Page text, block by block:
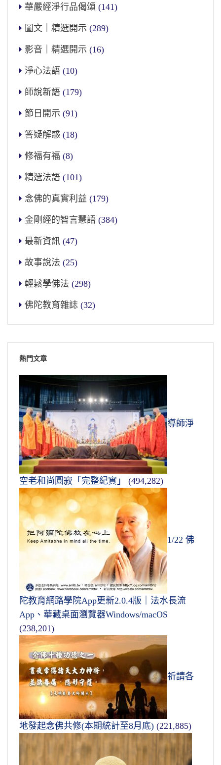
華嚴經淨行品偈頌 (141)
圖文｜精選開示 (289)
影音｜精選開示 (16)
淨心法語 (10)
師說新語 (179)
節日開示 (91)
答疑解惑 (18)
修福有福 (8)
精選法語 (101)
念佛的真實利益 (179)
金剛經的智言慧語 (384)
最新資訊 (47)
故事說法 (25)
輕鬆學佛法 (298)
佛陀教育雜誌 (32)
熱門文章
導師淨
空老和尚圓寂「完整紀實」 (494,282)
1/22 佛
陀教育網路學院App更新2.0.4版｜法水長流
App、華藏桌面瀏覽器Windows/macOS
(238,201)
祈請各
地發起念佛共修(本期統計至8月底) (221,885)